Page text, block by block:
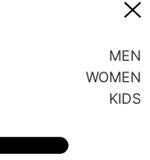
MEN
WOMEN
KIDS